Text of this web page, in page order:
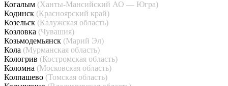
Когалым (Ханты-Мансийский АО — Югра)
Кодинск (Красноярский край)
Козельск (Калужская область)
Козловка (Чувашия)
Козьмодемьянск (Марий Эл)
Кола (Мурманская область)
Кологрив (Костромская область)
Коломна (Московская область)
Колпашево (Томская область)